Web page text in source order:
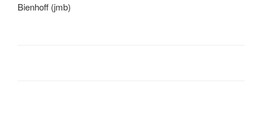
Bienhoff (jmb)